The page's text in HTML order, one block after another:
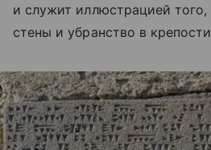
и служит иллюстрацией того,
стены и убранство в